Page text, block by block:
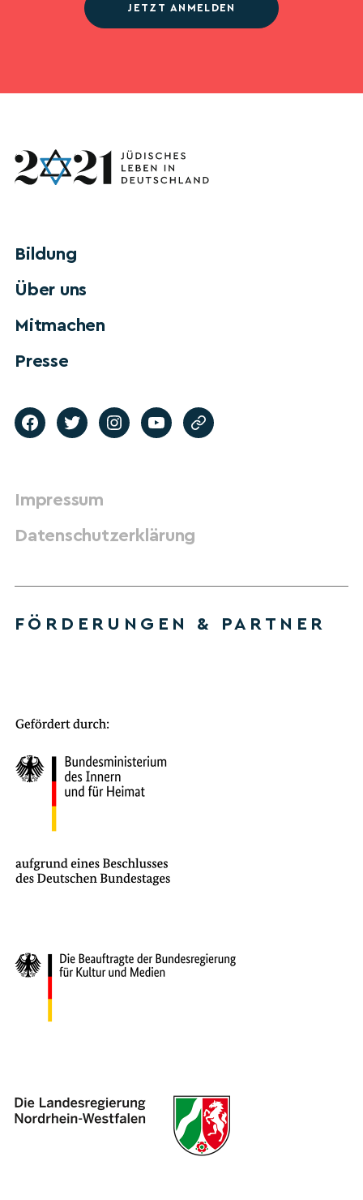
JETZT ANMELDEN
Bildung
Über uns
Mitmachen
Presse
Impressum
Datenschutzerklärung
FÖRDERUNGEN & PARTNER